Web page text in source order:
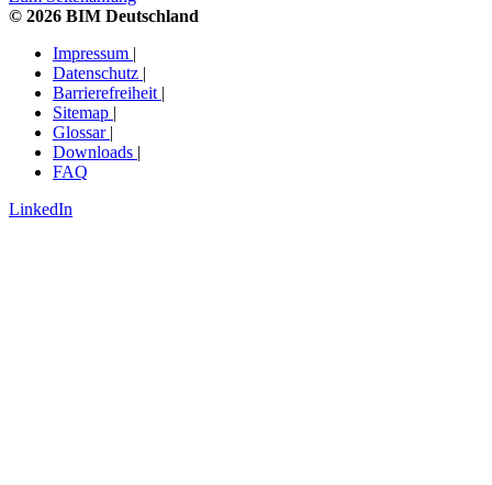
© 2026 BIM Deutschland
Impressum |
Datenschutz |
Barrierefreiheit |
Sitemap |
Glossar |
Downloads |
FAQ
LinkedIn